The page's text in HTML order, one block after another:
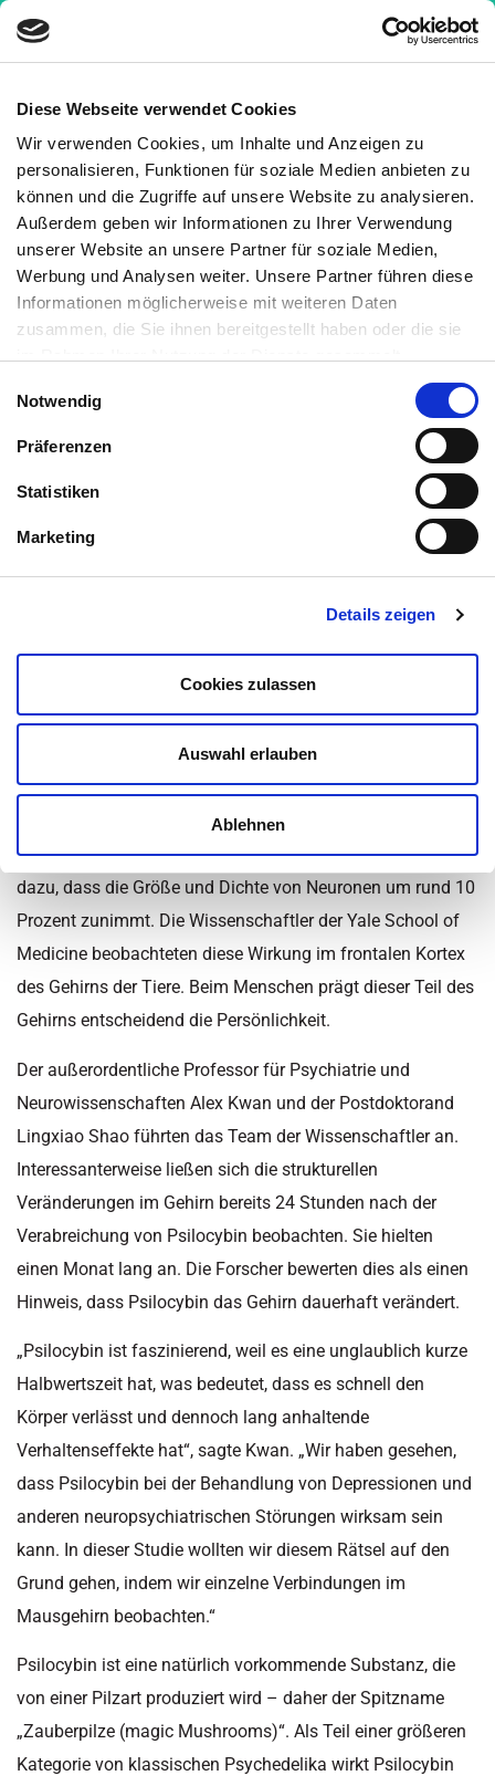
Diese Webseite verwendet Cookies
Wir verwenden Cookies, um Inhalte und Anzeigen zu
personalisieren, Funktionen für soziale Medien anbieten zu
können und die Zugriffe auf unsere Website zu analysieren.
Außerdem geben wir Informationen zu Ihrer Verwendung
unserer Website an unsere Partner für soziale Medien,
Werbung und Analysen weiter. Unsere Partner führen diese
Informationen möglicherweise mit weiteren Daten
zusammen, die Sie ihnen bereitgestellt haben oder die sie
haben. Sie können jederzeit die Cookie-Einstellungen
widerrufen oder ändern:
. Es befindet
sich auch ein Link in der Fußzeile zu den Einstellungen der
Cookies um diese jederzeit widerrufen oder ändern zu
können.
Notwendig
Präferenzen
Statistiken
Marketing
Details zeigen
Cookies zulassen
Auswahl erlauben
Ablehnen
Nachrichten »Heilt Psilocybin Depressionen und
PTSD?
Heilt Psilocybin Depressionen
und PTSD?
8 Minuten Medizinisch geprüft
Inhaltsüberblick
Psychische Erkrankungen
Wissen
Zuletzt aktualisiert am 24. November 2022 um 17:33
Yale-Forscher: Psychedelische
Droge vergrößert Neuronen
Im Gehirn von Mäusen führt bereits eine einzige Gabe der
in Pilzen vorkommenden psychedelischen Droge Psilocybin
dazu, dass die Größe und Dichte von Neuronen um rund 10
Prozent zunimmt. Die Wissenschaftler der Yale School of
Medicine beobachteten diese Wirkung im frontalen Kortex
des Gehirns der Tiere. Beim Menschen prägt dieser Teil des
Gehirns entscheidend die Persönlichkeit.
Der außerordentliche Professor für Psychiatrie und
Neurowissenschaften Alex Kwan und der Postdoktorand
Lingxiao Shao führten das Team der Wissenschaftler an.
Interessanterweise ließen sich die strukturellen
Veränderungen im Gehirn bereits 24 Stunden nach der
Verabreichung von Psilocybin beobachten. Sie hielten
einen Monat lang an. Die Forscher bewerten dies als einen
Hinweis, dass Psilocybin das Gehirn dauerhaft verändert.
„Psilocybin ist faszinierend, weil es eine unglaublich kurze
Halbwertszeit hat, was bedeutet, dass es schnell den
Körper verlässt und dennoch lang anhaltende
Verhaltenseffekte hat“, sagte Kwan. „Wir haben gesehen,
dass Psilocybin bei der Behandlung von Depressionen und
anderen neuropsychiatrischen Störungen wirksam sein
kann. In dieser Studie wollten wir diesem Rätsel auf den
Grund gehen, indem wir einzelne Verbindungen im
Mausgehirn beobachten.“
Psilocybin ist eine natürlich vorkommende Substanz, die
von einer Pilzart produziert wird – daher der Spitzname
„Zauberpilze (magic Mushrooms)“. Als Teil einer größeren
Kategorie von klassischen Psychedelika wirkt Psilocybin